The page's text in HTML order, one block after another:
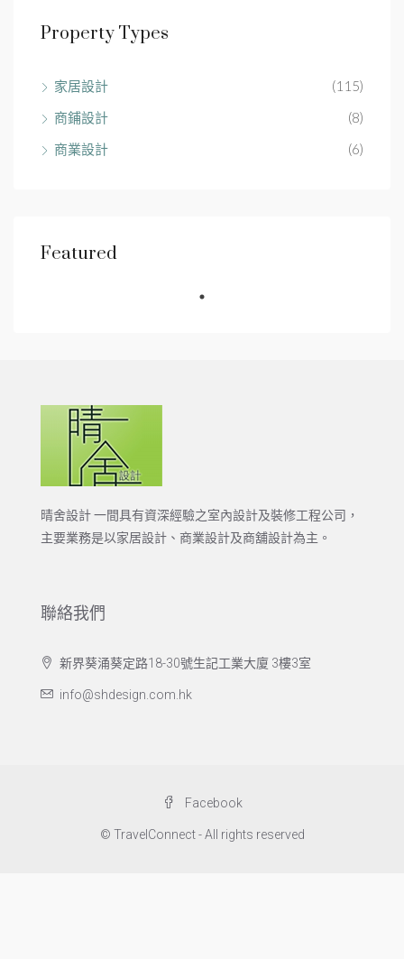
Property Types
家居設計
(115)
商鋪設計
(8)
商業設計
(6)
Featured
晴舍設計 一間具有資深經驗之室內設計及裝修工程公司，
主要業務是以家居設計、商業設計及商舖設計為主。
聯絡我們
新界葵涌葵定路18-30號生記工業大廈 3樓3室
info@shdesign.com.hk
Facebook
© TravelConnect - All rights reserved